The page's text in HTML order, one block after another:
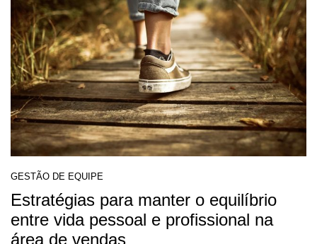
GESTÃO DE EQUIPE
Estratégias para manter o equilíbrio
entre vida pessoal e profissional na
área de vendas